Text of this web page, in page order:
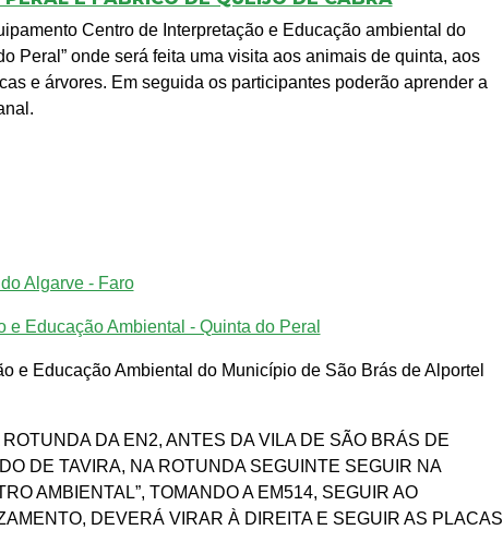
Centro de Interpretação e Educação ambiental do
Peral” onde será feita uma visita aos animais de quinta, aos
e árvores. Em seguida os participantes poderão aprender a
Algarve - Faro
e Educação Ambiental - Quinta do Peral
e Educação Ambiental do Município de São Brás de Alportel
DA EN2, ANTES DA VILA DE SÃO BRÁS DE
DE TAVIRA, NA ROTUNDA SEGUINTE SEGUIR NA
AMBIENTAL”, TOMANDO A EM514, SEGUIR AO
DEVERÁ VIRAR À DIREITA E SEGUIR AS PLACAS